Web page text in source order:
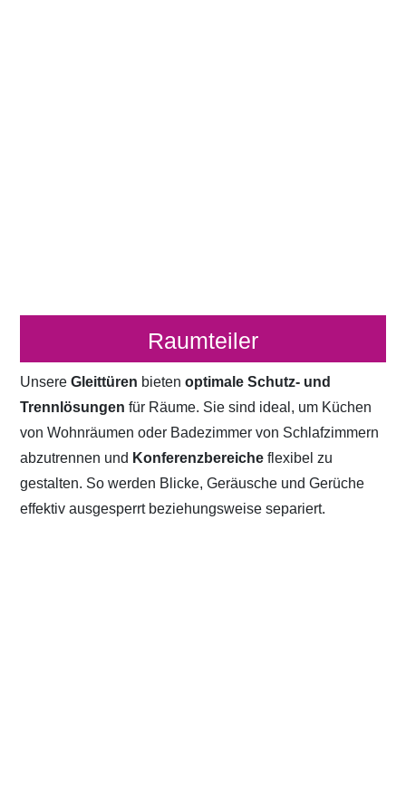
Raumteiler
UnsereGleittüren bietenoptimale Schutz- und
Trennlösungen für Räume. Sie sind ideal, um Küchen
von Wohnräumen oder Badezimmer von Schlafzimmern
abzutrennen und Konferenzbereicheflexibel zu
gestalten. So werden Blicke, Geräusche und Gerüche
effektiv ausgesperrt beziehungsweise separiert.